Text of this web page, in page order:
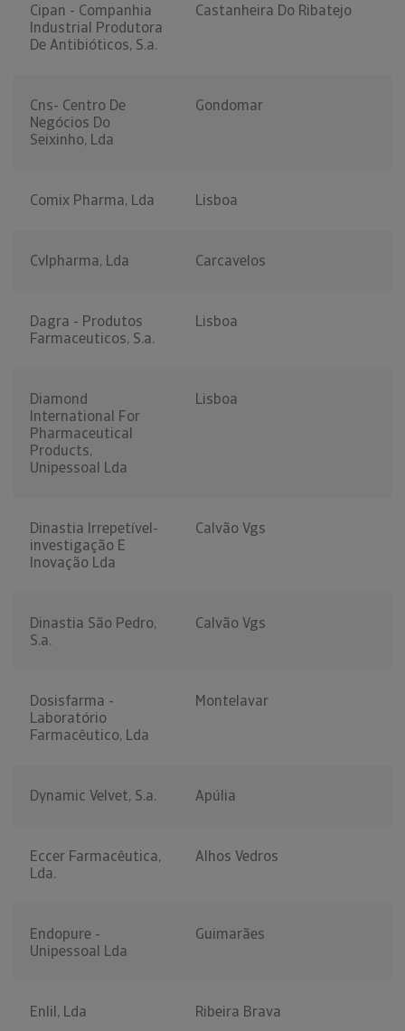
Cipan - Companhia
Industrial Produtora
De Antibióticos, S.a.
Castanheira Do Ribatejo
Cns- Centro De
Negócios Do
Seixinho, Lda
Gondomar
Comix Pharma, Lda Lisboa
Cvlpharma, Lda Carcavelos
Dagra - Produtos
Farmaceuticos, S.a.
Lisboa
Diamond
International For
Pharmaceutical
Products,
Unipessoal Lda
Lisboa
Dinastia Irrepetível-
investigação E
Inovação Lda
Calvão Vgs
Dinastia São Pedro,
S.a.
Calvão Vgs
Dosisfarma -
Laboratório
Farmacêutico, Lda
Montelavar
Dynamic Velvet, S.a. Apúlia
Eccer Farmacêutica,
Lda.
Alhos Vedros
Endopure -
Unipessoal Lda
Guimarães
Enlil, Lda Ribeira Brava